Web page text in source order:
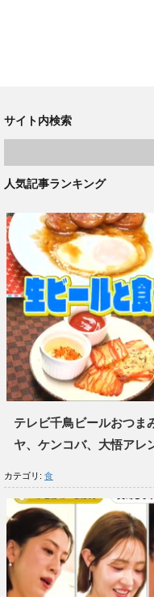
サイト内検索
人気記事ランキング
テレビ千鳥ビールおつま
ヤ、ケンコバ、大悟アレ
カテゴリ: 食